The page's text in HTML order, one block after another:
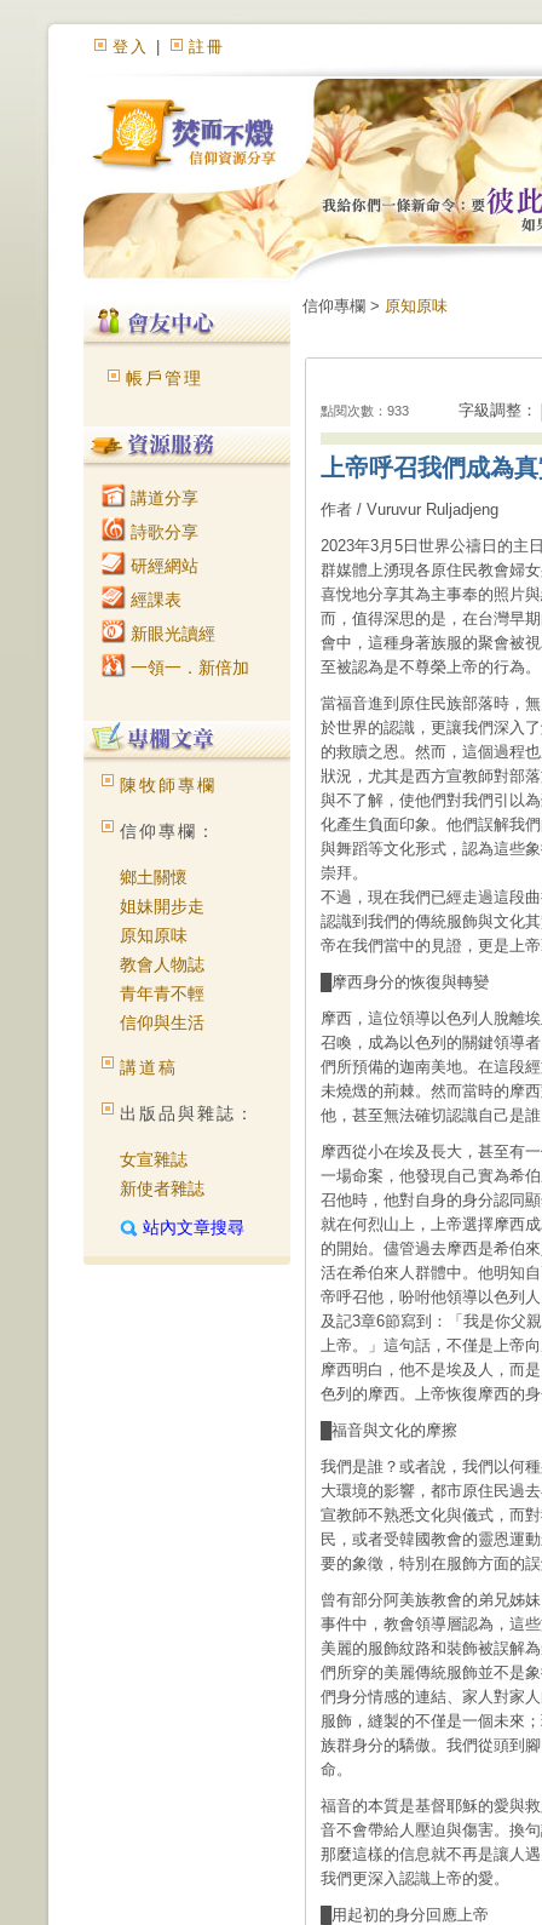
登入 註冊
帳戶管理
講道分享
詩歌分享
研經網站
經課表
新眼光讀經
一領一．新倍加
陳牧師專欄
信仰專欄：
鄉土關懷
姐妹開步走
原知原味
教會人物誌
青年青不輕
信仰與生活
講道稿
出版品與雜誌：
女宣雜誌
新使者雜誌
站內文章搜尋
信仰專欄 > 原知原味
點閱次數：933 字級調整：
上帝呼召我們成為
作者 / Vuruvur Ruljadjeng
2023年3月5日世界公禱日的主
群媒體上湧現各原住民教會婦
喜悅地分享其為主事奉的照片
而，值得深思的是，在台灣早
會中，這種身著族服的聚會被
至被認為是不尊榮上帝的行為。
當福音進到原住民族部落時，
於世界的認識，更讓我們深入
的救贖之恩。然而，這個過程
狀況，尤其是西方宣教師對部
與不了解，使他們對我們引以
化產生負面印象。他們誤解我
與舞蹈等文化形式，認為這些
崇拜。
不過，現在我們已經走過這段
認識到我們的傳統服飾與文化
帝在我們當中的見證，更是上
█摩西身分的恢復與轉變
摩西，這位領導以色列人脫離
召喚，成為以色列的關鍵領導
們所預備的迦南美地。在這段
未燒燬的荊棘。然而當時的摩
他，甚至無法確切認識自己是
摩西從小在埃及長大，甚至有
一場命案，他發現自己實為希
召他時，他對自身的身分認同
就在何烈山上，上帝選擇摩西
的開始。儘管過去摩西是希伯
活在希伯來人群體中。他明知
帝呼召他，吩咐他領導以色列
及記3章6節寫到：「我是你父
上帝。」這句話，不僅是上帝
摩西明白，他不是埃及人，而
色列的摩西。上帝恢復摩西的
█福音與文化的摩擦
我們是誰？或者說，我們以何
大環境的影響，都市原住民過
宣教師不熟悉文化與儀式，而
民，或者受韓國教會的靈恩運
要的象徵，特別在服飾方面的
曾有部分阿美族教會的弟兄姊
事件中，教會領導層認為，這
美麗的服飾紋路和裝飾被誤解
們所穿的美麗傳統服飾並不是
們身分情感的連結、家人對家
服飾，縫製的不僅是一個未來
族群身分的驕傲。我們從頭到
命。
福音的本質是基督耶穌的愛與
音不會帶給人壓迫與傷害。換
那麼這樣的信息就不再是讓人
我們更深入認識上帝的愛。
█用起初的身分回應上帝